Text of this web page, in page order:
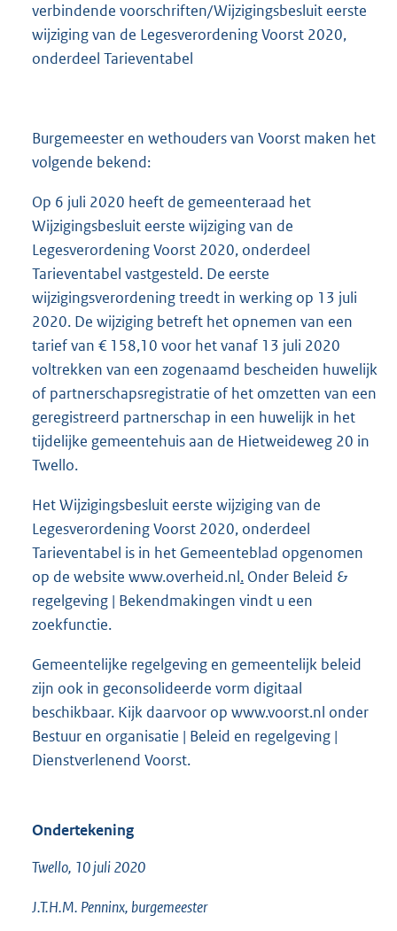
verbindende voorschriften/Wijzigingsbesluit eerste
wijziging van de Legesverordening Voorst 2020,
onderdeel Tarieventabel
Burgemeester en wethouders van Voorst maken het
volgende bekend:
Op 6 juli 2020 heeft de gemeenteraad het
Wijzigingsbesluit eerste wijziging van de
Legesverordening Voorst 2020, onderdeel
Tarieventabel vastgesteld. De eerste
wijzigingsverordening treedt in werking op 13 juli
2020. De wijziging betreft het opnemen van een
tarief van € 158,10 voor het vanaf 13 juli 2020
voltrekken van een zogenaamd bescheiden huwelijk
of partnerschapsregistratie of het omzetten van een
geregistreerd partnerschap in een huwelijk in het
tijdelijke gemeentehuis aan de Hietweideweg 20 in
Twello.
Het Wijzigingsbesluit eerste wijziging van de
Legesverordening Voorst 2020, onderdeel
Tarieventabel is in het Gemeenteblad opgenomen
op de website www.overheid.nl. Onder Beleid &
regelgeving | Bekendmakingen vindt u een
zoekfunctie.
Gemeentelijke regelgeving en gemeentelijk beleid
zijn ook in geconsolideerde vorm digitaal
beschikbaar. Kijk daarvoor op www.voorst.nl onder
Bestuur en organisatie | Beleid en regelgeving |
Dienstverlenend Voorst.
Ondertekening
Twello, 10 juli 2020
J.T.H.M. Penninx, burgemeester